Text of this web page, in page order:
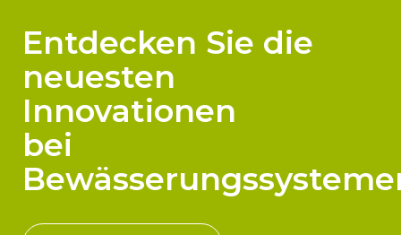
Entdecken Sie die
neuesten
Innovationen
bei